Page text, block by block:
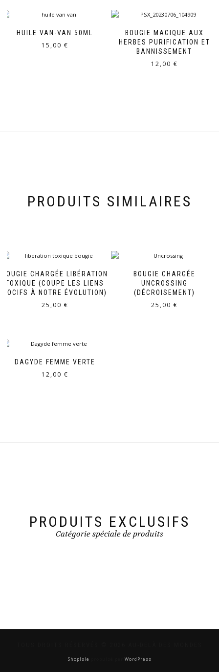
HUILE VAN-VAN 50ML
15,00 €
BOUGIE MAGIQUE AUX
HERBES PURIFICATION ET
BANNISSEMENT
12,00 €
PRODUITS SIMILAIRES
BOUGIE CHARGÉE LIBÉRATION
TOXIQUE (COUPE LES LIENS
NOCIFS À NOTRE ÉVOLUTION)
25,00 €
BOUGIE CHARGÉE
UNCROSSING
(DÉCROISEMENT)
25,00 €
DAGYDE FEMME VERTE
12,00 €
PRODUITS EXCLUSIFS
Catégorie spéciale de produits
ShopIsle WordPress